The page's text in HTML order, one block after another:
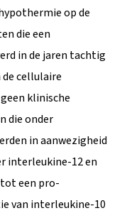
op de
die een
in de jaren tachtig
de cellulaire
klinische
die onder
in aanwezigheid
interleukine-12 en
een pro-
van interleukine-10